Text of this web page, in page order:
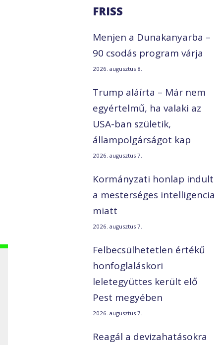
FRISS
Menjen a Dunakanyarba –
90 csodás program várja
2026. augusztus 8.
Trump aláírta – Már nem
egyértelmű, ha valaki az
USA-ban születik,
állampolgárságot kap
2026. augusztus 7.
Kormányzati honlap indult
a mesterséges intelligencia
miatt
2026. augusztus 7.
Felbecsülhetetlen értékű
honfoglaláskori
leletegyüttes került elő
Pest megyében
2026. augusztus 7.
Reagál a devizahatásokra